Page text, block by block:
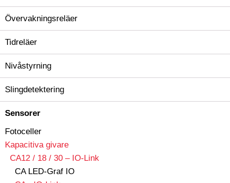
Övervakningsreläer
Tidreläer
Nivåstyrning
Slingdetektering
Sensorer
Fotoceller
Kapacitiva givare
CA12 / 18 / 30 – IO-Link
CA LED-Graf IO